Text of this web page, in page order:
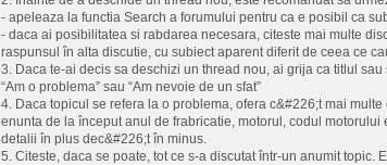
- apeleaza la functia Search a forumului pentru ca e posibil ca
- daca ai posibilitatea si rabdarea necesara, citeste mai multe
raspunsul în alta discutie, cu subiect aparent diferit de ceea ce
3. Daca te-ai decis sa deschizi un thread nou, ai grija ca titlul
“Am o problema” sau “Am nevoie de un sfat”
4. Daca topicul se refera la o problema, ofera c&#226;t mai
enunta de la început anul de frabricatie, motorul, codul
detalii în plus dec&#226;t în minus.
5. Citeste, daca se poate, tot ce s-a discutat într-un anumit